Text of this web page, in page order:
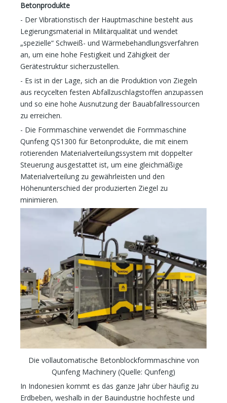
Betonprodukte
- Der Vibrationstisch der Hauptmaschine besteht aus
Legierungsmaterial in Militärqualität und wendet
„spezielle“ Schweiß- und Wärmebehandlungsverfahren
an, um eine hohe Festigkeit und Zähigkeit der
Gerätestruktur sicherzustellen.
- Es ist in der Lage, sich an die Produktion von Ziegeln
aus recycelten festen Abfallzuschlagstoffen anzupassen
und so eine hohe Ausnutzung der Bauabfallressourcen
zu erreichen.
- Die Formmaschine verwendet die Formmaschine
Qunfeng QS1300 für Betonprodukte, die mit einem
rotierenden Materialverteilungssystem mit doppelter
Steuerung ausgestattet ist, um eine gleichmäßige
Materialverteilung zu gewährleisten und den
Höhenunterschied der produzierten Ziegel zu
minimieren.
Die vollautomatische Betonblockformmaschine von
Qunfeng Machinery (Quelle: Qunfeng)
In Indonesien kommt es das ganze Jahr über häufig zu
Erdbeben, weshalb in der Bauindustrie hochfeste und